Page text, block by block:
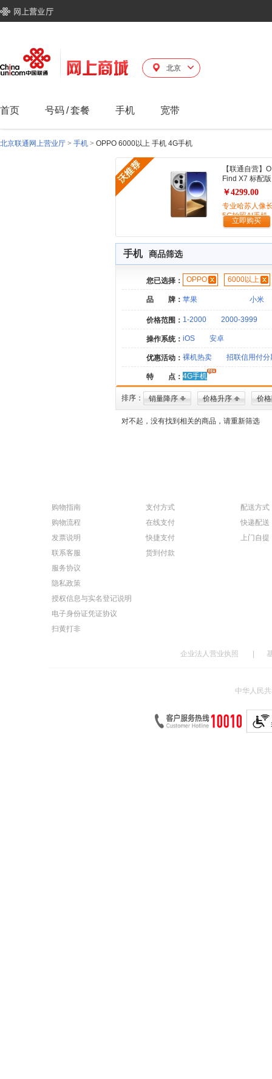
北京
首页 号码/套餐 手机 宽带
北京联通网上营业厅 > 手机 > OPPO 6000以上 手机 4G手机
【联通自营】
Find X7 标配版
￥4299.00
专业哈苏人像
5G拍照AI手机
立即购买
手机 商品筛选
您已选择： OPPO 6000以上
品 牌： 苹果 小米
价格范围： 1-2000 2000-3999
操作系统： iOS 安卓
优惠活动： 裸机热卖 招联信用付分
特 点： 4G手机
排序： 销量降序 价格升序 价
对不起，没有找到相关的商品，请重新筛选
购物指南
购物流程
发票说明
联系客服
服务协议
隐私政策
授权信息与实名登记说明
电子身份证凭证协议
扫黄打非
支付方式
在线支付
快捷支付
货到付款
配送方式
快递配送
上门自提
企业法人营业执照
中华人民